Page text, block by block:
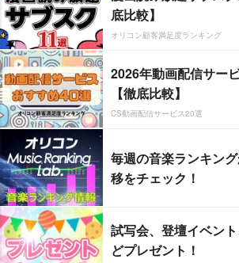
底比較】
オリコン顧客満足度ランキング
2026年動画配信サー
【徹底比較】
CS動画配信サービス20選
毎週の音楽ランキン
移をチェック！
試写会、登壇イベン
どプレゼント！